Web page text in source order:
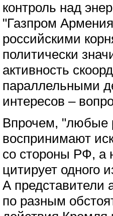
контроль над
"Газпром
российскими
политически
активность
параллельными
интересов –
Впрочем, "любые
воспринимают
со стороны РФ, а
цитирует одного
А
по разным